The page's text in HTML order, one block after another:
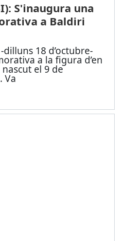
S'inaugura una
a Baldiri
18 d’octubre-
a la figura d’en
el 9 de
Va